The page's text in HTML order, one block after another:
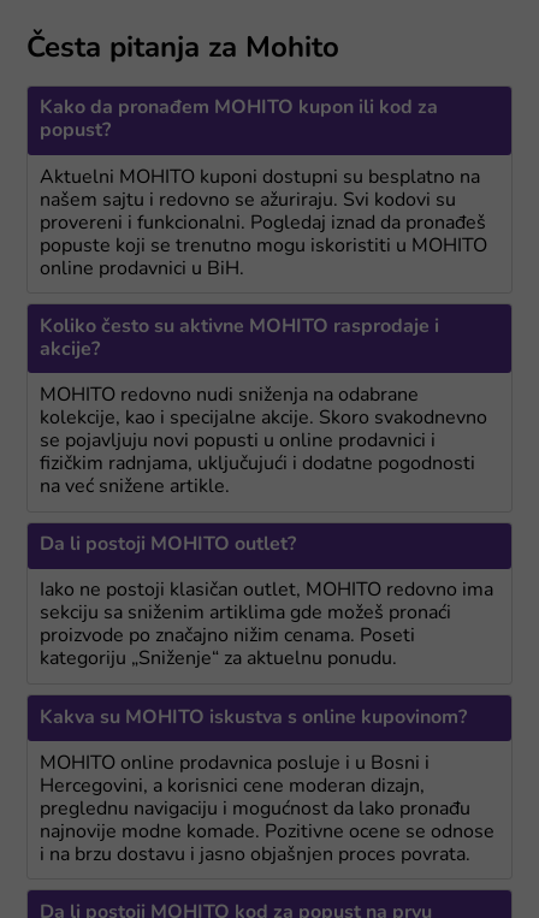
Česta pitanja za Mohito
Kako da pronađem MOHITO kupon ili kod za
popust?
Aktuelni MOHITO kuponi dostupni su besplatno na
našem sajtu i redovno se ažuriraju. Svi kodovi su
provereni i funkcionalni. Pogledaj iznad da pronađeš
popuste koji se trenutno mogu iskoristiti u MOHITO
online prodavnici u BiH.
Koliko često su aktivne MOHITO rasprodaje i
akcije?
MOHITO redovno nudi sniženja na odabrane
kolekcije, kao i specijalne akcije. Skoro svakodnevno
se pojavljuju novi popusti u online prodavnici i
fizičkim radnjama, uključujući i dodatne pogodnosti
na već snižene artikle.
Da li postoji MOHITO outlet?
Iako ne postoji klasičan outlet, MOHITO redovno ima
sekciju sa sniženim artiklima gde možeš pronaći
proizvode po značajno nižim cenama. Poseti
kategoriju „Sniženje“ za aktuelnu ponudu.
Kakva su MOHITO iskustva s online kupovinom?
MOHITO online prodavnica posluje i u Bosni i
Hercegovini, a korisnici cene moderan dizajn,
preglednu navigaciju i mogućnost da lako pronađu
najnovije modne komade. Pozitivne ocene se odnose
i na brzu dostavu i jasno objašnjen proces povrata.
Da li postoji MOHITO kod za popust na prvu